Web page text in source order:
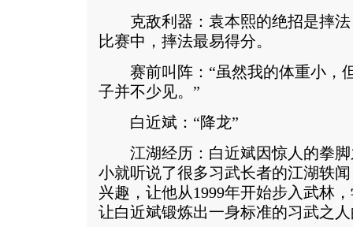
克敌利器：袁本熙的绝招是摔法
比赛中，摔法最易得分。
赛前叫阵：“虽然我的体重小，
子并不少见。”
白近斌：“降龙”
江湖经历：白近斌因惊人的拳脚
小就听说了很多习武长者的江湖轶
兴趣，让他从1999年开始步入武林
让白近斌锻炼出一身标准的习武之